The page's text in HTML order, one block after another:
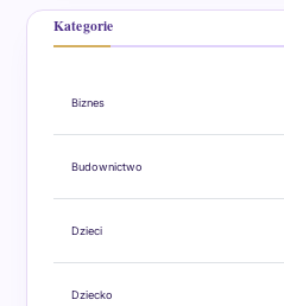
Kategorie
Biznes
Budownictwo
Dzieci
Dziecko